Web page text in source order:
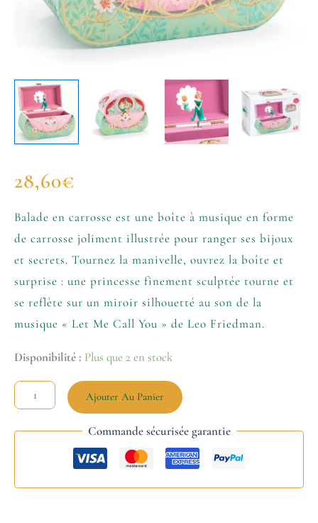
28,60€
Balade en carrosse est une boîte à musique en forme
de carrosse joliment illustrée pour ranger ses bijoux
et secrets. Tournez la manivelle, ouvrez la boîte et
surprise : une princesse finement sculptée tourne et
se reflète sur un miroir silhouetté au son de la
musique « Let Me Call You » de Leo Friedman.
Disponibilité : Plus que 2 en stock
Ajouter Au Panier
Commande sécurisée garantie